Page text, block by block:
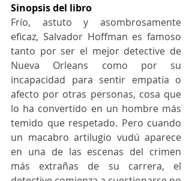
Sinopsis del libro
Frío, astuto y asombrosamente
eficaz, Salvador Hoffman es famoso
tanto por ser el mejor detective de
Nueva Orleans como por su
incapacidad para sentir empatía o
afecto por otras personas, cosa que
lo ha convertido en un hombre más
temido que respetado. Pero cuando
un macabro artilugio vudú aparece
en una de las escenas del crimen
más extrañas de su carrera, el